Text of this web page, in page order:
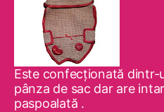
Este confecţionată dintr-
pânza de sac dar are
paspoalată .